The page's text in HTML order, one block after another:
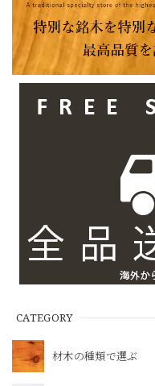
CATEGORY
材木の種類で選ぶ